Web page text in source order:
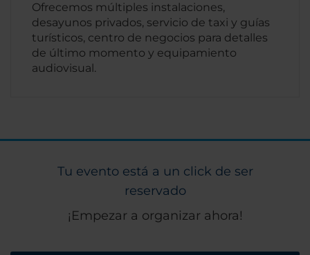
Ofrecemos múltiples instalaciones,
desayunos privados, servicio de taxi y guías
turísticos, centro de negocios para detalles
de último momento y equipamiento
audiovisual.
Tu evento está a un click de ser
reservado
¡Empezar a organizar ahora!